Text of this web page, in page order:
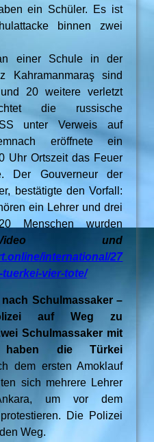
ein Schüler. Es ist
binnen zwei
einer Schule in der
Kahramanmaraş sind
20 weitere verletzt
die russische
unter Verweis auf
eröffnete ein
Uhr Ortszeit das Feuer
Der Gouverneur der
bestätigte den Vorfall:
ein Lehrer und drei
Menschen wurden
und
international/27
vier-tote/
Schulmassaker –
auf Weg zu
Schulmassaker mit
haben die Türkei
dem ersten Amoklauf
sich mehrere Lehrer
um vor dem
Die Polizei
Weg.